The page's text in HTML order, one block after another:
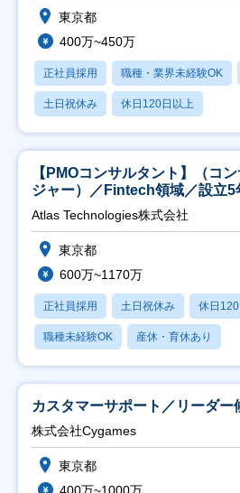
東京都
400万~450万
正社員採用 職種・業界未経験OK
土日祝休み 休日120日以上
【PMOコンサルタント】（コ
ジャー）／Fintech領域／設立5
Atlas Technologies株式会社
東京都
600万~1170万
正社員採用 土日祝休み 休日
職種未経験OK 産休・育休あり
カスタマーサポート／リーダー
株式会社Cygames
東京都